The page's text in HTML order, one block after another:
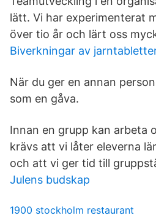
lätt. Vi har experimenterat
över tio år och lärt oss
Biverkningar av
När du ger en annan
som en gåva.
Innan en grupp kan arbeta
krävs att vi låter eleverna
och att vi ger tid till
Julens budskap
1900 stockholm restaurant